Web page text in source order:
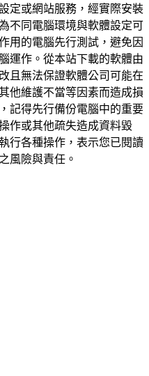
定或網站服務，經實際安裝
不同電腦環境與軟體設定可
用的電腦先行測試，避免因
運作。從本站下載的軟體由
且無法保證軟體公司可能在
他維護不當等因素而造成損
記得先行備份電腦中的重要
作或其他疏失造成資料毀
行各種操作，表示您已閱讀
風險與責任。